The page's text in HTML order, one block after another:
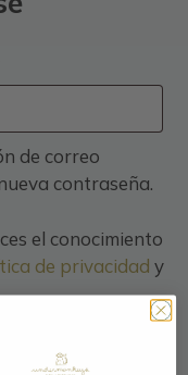
Obligatorio
de correo
contraseña.
el conocimiento
de privacidad y